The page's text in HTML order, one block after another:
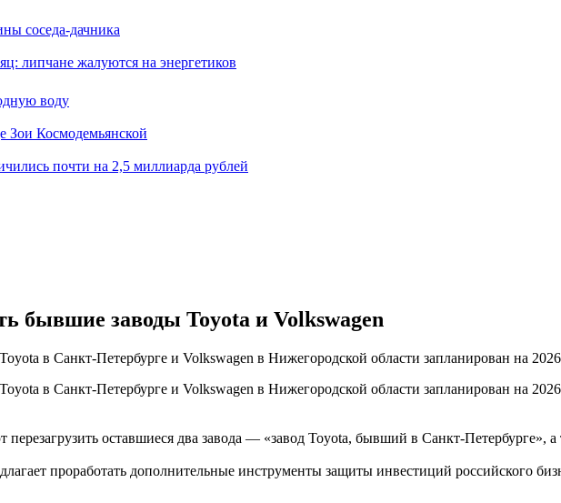
соседа-дачника
липчане жалуются на энергетиков
воду
Зои Космодемьянской
почти на 2,5 миллиарда рублей
бывшие заводы Toyota и Volkswagen
в Санкт-Петербурге и Volkswagen в Нижегородской области запланирован на
в Санкт-Петербурге и Volkswagen в Нижегородской области запланирован на
перезагрузить оставшиеся два завода — «завод Toyota, бывший в Санкт-
проработать дополнительные инструменты защиты инвестиций российского